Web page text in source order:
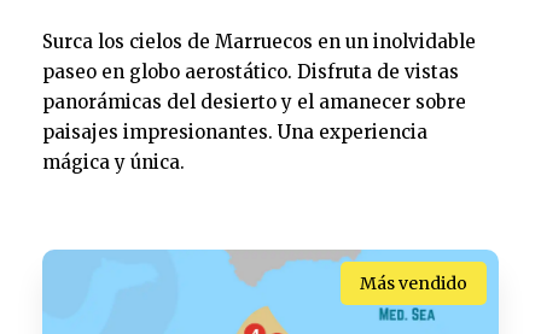
Surca los cielos de Marruecos en un inolvidable
paseo en globo aerostático. Disfruta de vistas
panorámicas del desierto y el amanecer sobre
paisajes impresionantes. Una experiencia
mágica y única.
Más vendido